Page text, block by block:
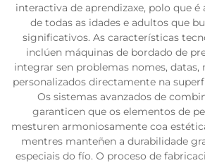
interactiva de aprendizaxe, polo que é
de todas as idades e adultos que
significativos. As características
inclúen máquinas de bordado de
integrar sen problemas nomes, datas,
personalizados directamente na
Os sistemas avanzados de
garanticen que os elementos de
mesturen armoniosamente coa
mentres manteñen a durabilidade
especiais do fío. O proceso de